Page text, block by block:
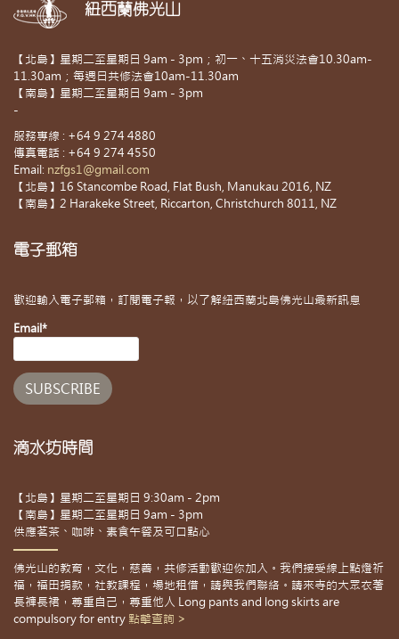
紐西蘭佛光山
【北島】星期二至星期日 9am - 3pm；初一、十五消災法會10.30am-
11.30am；每週日共修法會10am-11.30am
【南島】星期二至星期日 9am - 3pm
-
服務專線 : +64 9 274 4880
傳真電話 : +64 9 274 4550
Email: nzfgs1@gmail.com
【北島】16 Stancombe Road, Flat Bush, Manukau 2016, NZ
【南島】2 Harakeke Street, Riccarton, Christchurch 8011, NZ
電子郵箱
歡迎輸入電子郵箱，訂閱電子報，以了解紐西蘭北島佛光山最新訊息
Email*
滴水坊時間
【北島】星期二至星期日 9:30am - 2pm
【南島】星期二至星期日 9am - 3pm
供應茗茶、咖啡、素食午餐及可口點心
佛光山的教育，文化，慈善，共修活動歡迎你加入。我們接受線上點燈祈
福，福田捐款，社教課程，場地租借，請與我們聯絡。請來寺的大眾衣著
長褲長裙，尊重自己，尊重他人 Long pants and long skirts are
compulsory for entry 點擊查詢 >